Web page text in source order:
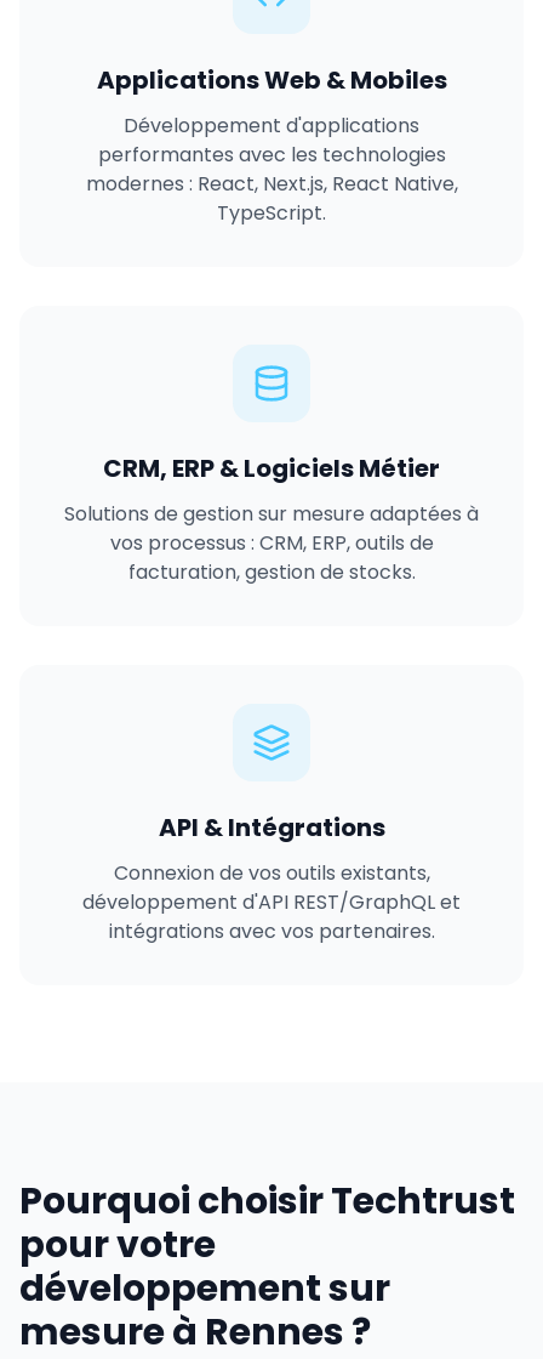
Applications Web & Mobiles
Développement d'applications
performantes avec les technologies
modernes : React, Next.js, React Native,
TypeScript.
CRM, ERP & Logiciels Métier
Solutions de gestion sur mesure adaptées à
vos processus : CRM, ERP, outils de
facturation, gestion de stocks.
API & Intégrations
Connexion de vos outils existants,
développement d'API REST/GraphQL et
intégrations avec vos partenaires.
Pourquoi choisir Techtrust
pour votre
développement sur
mesure à Rennes ?